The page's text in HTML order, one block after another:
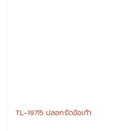
TL-19715 ปลอกรัดข้อเท้า